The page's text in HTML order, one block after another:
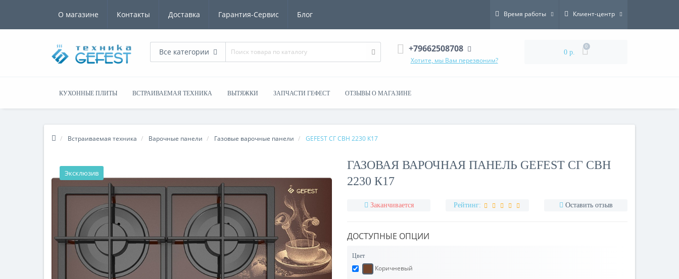
О магазине Контакты Доставка Гарантия-Сервис Блог Время работы Клиент-центр
Все категории +79662508708
Хотите, мы Вам перезвоним?
0 р.
0
КУХОННЫЕ ПЛИТЫ ВСТРАИВАЕМАЯ ТЕХНИКА ВЫТЯЖКИ ЗАПЧАСТИ ГЕФЕСТ ОТЗЫВЫ О МАГАЗИНЕ
Встраиваемая техника Варочные панели Газовые варочные панели GEFEST СГ СВН 2230 К17
Эксклюзив
ГАЗОВАЯ ВАРОЧНАЯ ПАНЕЛЬ GEFEST СГ СВН
2230 К17
Заканчивается Рейтинг: Оставить отзыв
ДОСТУПНЫЕ ОПЦИИ
Цвет
Коричневый